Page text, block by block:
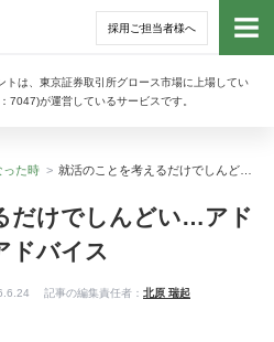
採用ご担当者様へ
トは、東京証券取引所グロース市場に上場してい
7047)が運営しているサービスです。
トッ
った時
だけでしんどい…アド
ドバイス
記事の編集責任者： 北原 瑞起